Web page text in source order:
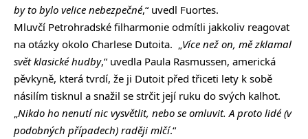
by to bylo velice nebezpečné,“ uvedl Fuortes.
Mluvčí Petrohradské filharmonie odmítli jakkoliv reagovat
na otázky okolo Charlese Dutoita. „ Více než on, mě zklamal
svět klasické hudby,“ uvedla Paula Rasmussen, americká
pěvkyně, která tvrdí, že ji Dutoit před třiceti lety k sobě
násilím tisknul a snažil se strčit její ruku do svých kalhot.
Nikdo ho nenutí nic vysvětlit, nebo se omluvit. A proto lidé (v
podobných případech) raději mlčí.“